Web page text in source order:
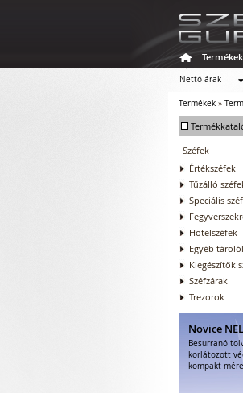
Termékek
Nettó árak
Termékek »
-
Széfek
Értékszéfek
Tűzálló
Speciális
Hotelszéfek
Egyéb
Kiegészítők
Széfzárak
Trezorok
Novice
Besurranó
korlátozott
kompakt